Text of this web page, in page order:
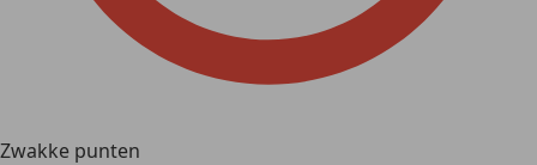
Zwakke punten